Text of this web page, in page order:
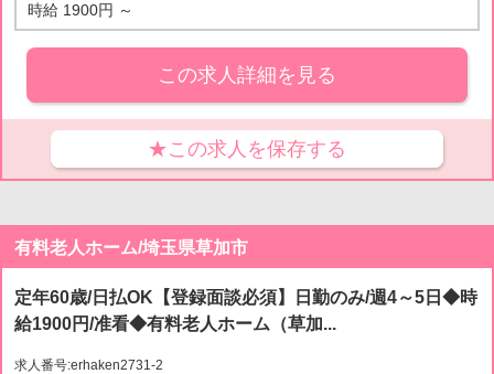
時給 1900円 ～
この求人詳細を見る
★この求人を保存する
有料老人ホーム/埼玉県草加市
定年60歳/日払OK【登録面談必須】日勤のみ/週4～5日◆時
給1900円/准看◆有料老人ホーム（草加...
求人番号:erhaken2731-2